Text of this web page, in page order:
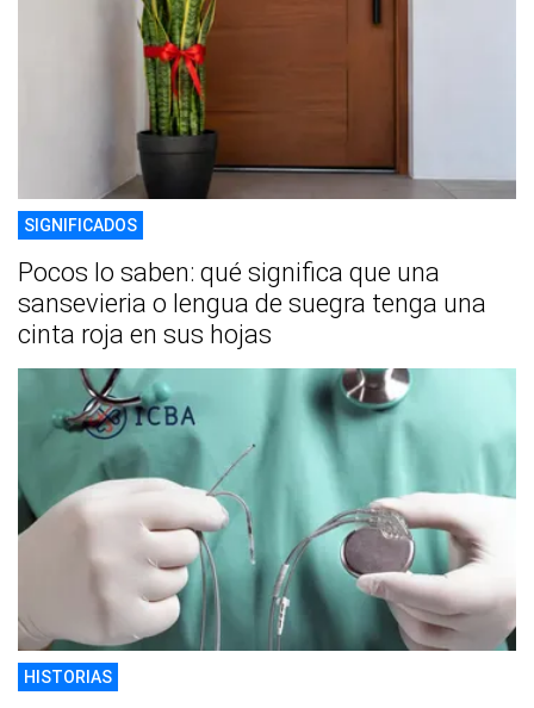
SIGNIFICADOS
Pocos lo saben: qué significa que una
sansevieria o lengua de suegra tenga una
cinta roja en sus hojas
HISTORIAS